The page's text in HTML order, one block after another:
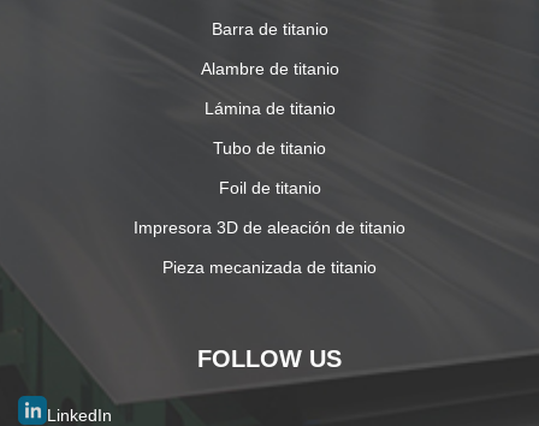
Barra de titanio
Alambre de titanio
Lámina de titanio
Tubo de titanio
Foil de titanio
Impresora 3D de aleación de titanio
Pieza mecanizada de titanio
FOLLOW US
LinkedIn